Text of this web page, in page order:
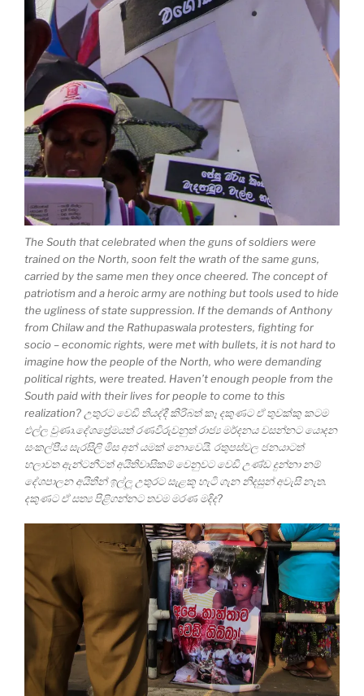
The South that celebrated when the guns of soldiers were
trained on the North, soon felt the wrath of the same guns,
carried by the same men they once cheered. The concept of
patriotism and a heroic army are nothing but tools used to hide
the ugliness of state suppression. If the demands of Anthony
from Chilaw and the Rathupaswala protesters, fighting for
socio – economic rights, were met with bullets, it is not hard to
imagine how the people of the North, who were demanding
political rights, were treated. Haven’t enough people from the
South paid with their lives for people to come to this
realization? උතුරට වෙඩි තියද්දී කිරිබත් කෑ දකුණට ඒ තුවක්කු කටම
එල්ල වුණා.දේශප්‍රේමයත් රණවිරුවනුත් රාජ්‍ය මර්දනය වසන්නට යොදන
සංකල්පීය සැරසිලි මිස අන් යමක් නොවෙයි. රතුපස්වල ජනයාටත්
හලාවත ඇන්ටනීටත් අයිතිවාසිකම් වෙනුවට වෙඩි උණ්ඩ දුන්නා නම්
දේශපාලන අයිතීන් ඉල්ලූ උතුරට සැළකූ හැටි ගැන නිදසුන් අවැසි නැත.
දකුණට ඒ සත්‍ය පිළිගන්නට තවම මරණ මදිද?